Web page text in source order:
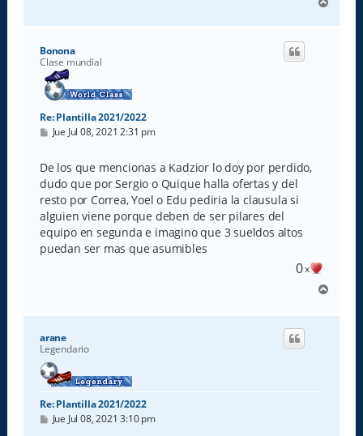
r
Bonona
Clase mundial
Re: Plantilla 2021/2022
M
s
a
j
e
Jue Jul 08, 2021 2:31 pm
De los que mencionas a Kadzior lo doy por perdido,
dudo que por Sergio o Quique halla ofertas y del
resto por Correa, Yoel o Edu pediria la clausula si
alguien viene porque deben de ser pilares del
equipo en segunda e imagino que 3 sueldos altos
puedan ser mas que asumibles
0x
r
arane
Legendario
Re: Plantilla 2021/2022
M
Jue Jul 08, 2021 3:10 pm